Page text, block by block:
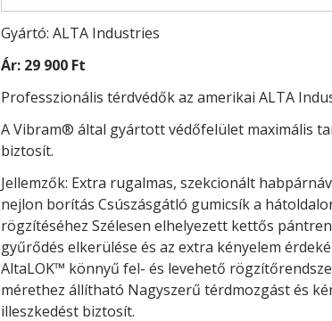
Gyártó: ALTA Industries
Ár: 29 900 Ft
Professzionális térdvédők az amerikai ALTA
A Vibram® által gyártott védőfelület maximális
biztosít.
Jellemzők: Extra rugalmas, szekcionált
nejlon borítás Csúszásgátló gumicsík a
rögzítéséhez Szélesen elhelyezett kettős
gyűrődés elkerülése és az extra kényelem
AltaLOK™ könnyű fel- és levehető
mérethez állítható Nagyszerű térdmozgást és
illeszkedést biztosít.